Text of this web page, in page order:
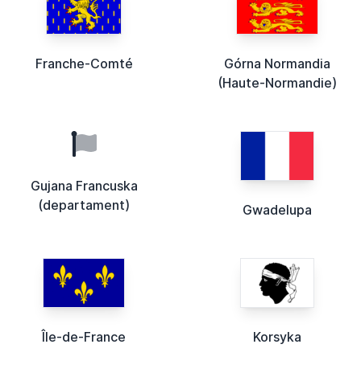
Franche-Comté
Górna Normandia
(Haute-Normandie)
Gujana Francuska
(departament)
Gwadelupa
Île-de-France Korsyka